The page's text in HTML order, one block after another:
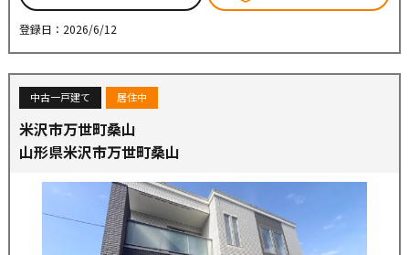
登録日：2026/6/12
中古一戸建て 居住中
米沢市万世町桑山
山形県米沢市万世町桑山